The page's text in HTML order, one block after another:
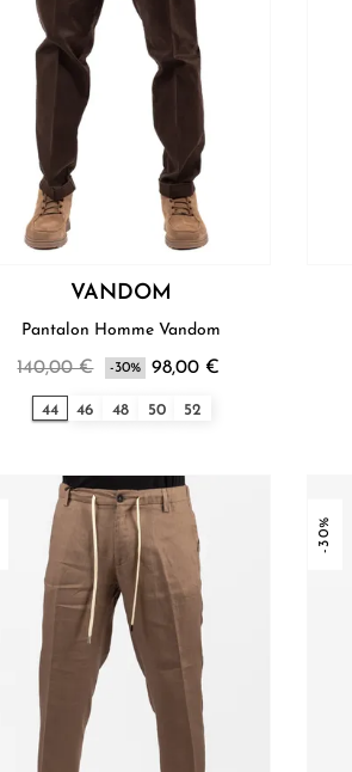
VANDOM
Pantalon Homme Vandom
140,00 € -30% 98,00 €
44 46 48 50 52
-30%